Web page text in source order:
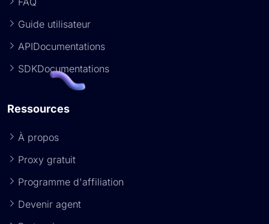
FAQ
Guide utilisateur
APIDocumentations
SDKDocumentations
Ressources
À propos
Proxy gratuit
Programme d'affiliation
Devenir agent